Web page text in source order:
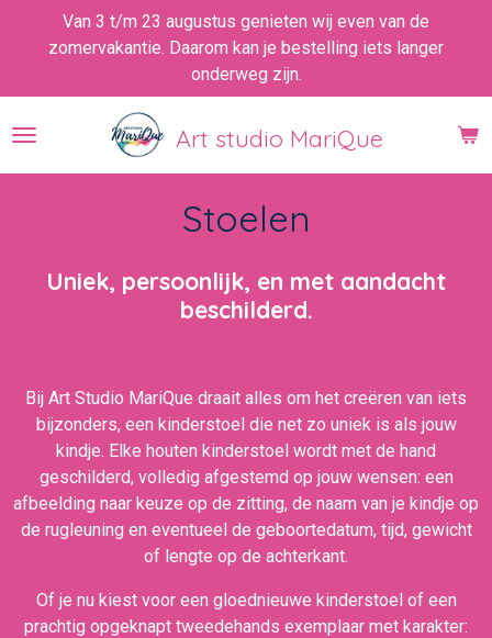
direct
de
hoofdinhoud
Art studio MariQue
Van 3 t/m 23 augustus genieten wij even van de
zomervakantie. Daarom kan je bestelling iets langer
onderweg zijn.
Stoelen
Uniek, persoonlijk, en met aandacht
beschilderd.
Bij Art Studio MariQue draait alles om het creëren van iets
bijzonders, een kinderstoel die net zo uniek is als jouw
kindje. Elke houten kinderstoel wordt met de hand
geschilderd, volledig afgestemd op jouw wensen: een
afbeelding naar keuze op de zitting, de naam van je kindje op
de rugleuning en eventueel de geboortedatum, tijd, gewicht
of lengte op de achterkant.
Of je nu kiest voor een gloednieuwe kinderstoel of een
prachtig opgeknapt tweedehands exemplaar met karakter: